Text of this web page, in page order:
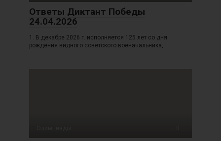
Ответы Диктант Победы
24.04.2026
1. В декабре 2026 г. исполняется 125 лет со дня
рождения видного советского военачальника,